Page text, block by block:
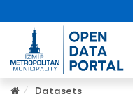
Datasets